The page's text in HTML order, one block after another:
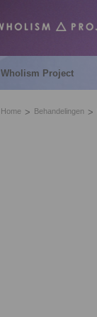
Wholism Project
Home Behandelingen